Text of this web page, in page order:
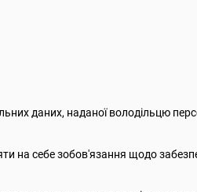
даних, наданої володільцю
на себе зобов'язання щодо